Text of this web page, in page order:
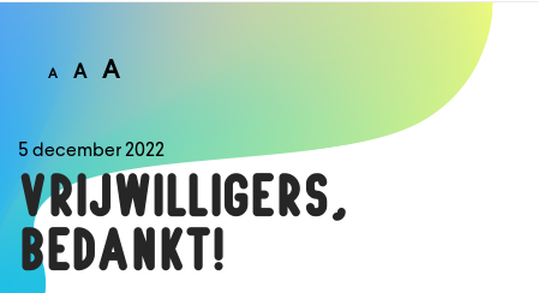
A A A
5 december 2022
Vrijwilligers,
bedankt!